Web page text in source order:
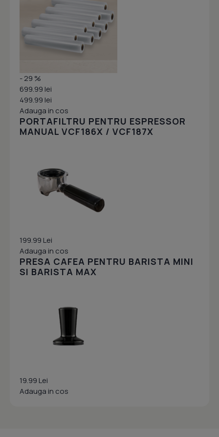
- 29 %
699.99 lei
499.99 lei
Adauga in cos
PORTAFILTRU PENTRU ESPRESSOR
MANUAL VCF186X / VCF187X
199.99 Lei
Adauga in cos
PRESA CAFEA PENTRU BARISTA MINI
SI BARISTA MAX
19.99 Lei
Adauga in cos